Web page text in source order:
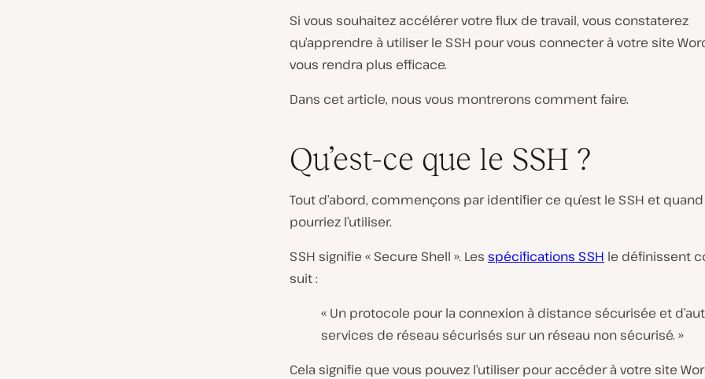
Si vous souhaitez accélérer votre flux de travail, vous constaterez
qu’apprendre à utiliser le SSH pour vous connecter à votre site
vous rendra plus efficace.
Dans cet article, nous vous montrerons comment faire.
Qu’est-ce que le SSH ?
Tout d’abord, commençons par identifier ce qu’est le SSH et
pourriez l’utiliser.
SSH signifie « Secure Shell ». Les spécifications SSH le définissent
suit :
« Un protocole pour la connexion à distance sécurisée et
services de réseau sécurisés sur un réseau non sécurisé. »
Cela signifie que vous pouvez l’utiliser pour accéder à votre site